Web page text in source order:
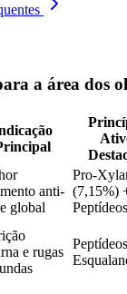
a área dos
anti-
global
Pro-
(7,15%)
Peptídeos
e rugas